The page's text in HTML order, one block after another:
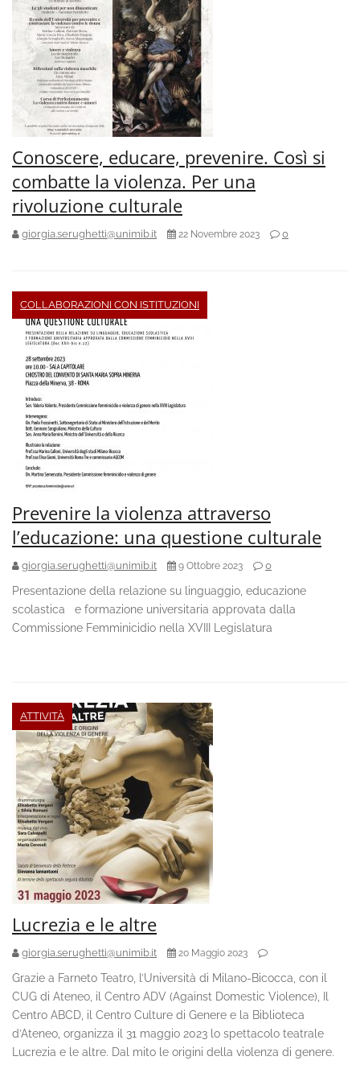
Conoscere, educare, prevenire. Così si
combatte la violenza. Per una
rivoluzione culturale
giorgia.serughetti@unimib.it 22 Novembre 2023 0
COLLABORAZIONI CON ISTITUZIONI
Prevenire la violenza attraverso
l’educazione: una questione culturale
giorgia.serughetti@unimib.it 9 Ottobre 2023 0
Presentazione della relazione su linguaggio, educazione
scolastica e formazione universitaria approvata dalla
Commissione Femminicidio nella XVIII Legislatura
ATTIVITÀ
Lucrezia e le altre
giorgia.serughetti@unimib.it 20 Maggio 2023
Grazie a Farneto Teatro, l’Università di Milano-Bicocca, con il
CUG di Ateneo, il Centro ADV (Against Domestic Violence), Il
Centro ABCD, il Centro Culture di Genere e la Biblioteca
d’Ateneo, organizza il 31 maggio 2023 lo spettacolo teatrale
Lucrezia e le altre. Dal mito le origini della violenza di genere.